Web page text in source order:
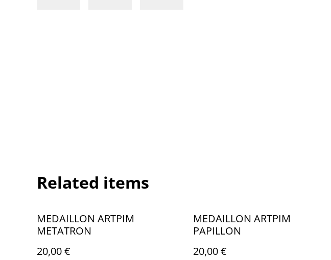
Related items
MEDAILLON ARTPIM
METATRON
20,00 €
MEDAILLON ARTPIM
PAPILLON
20,00 €